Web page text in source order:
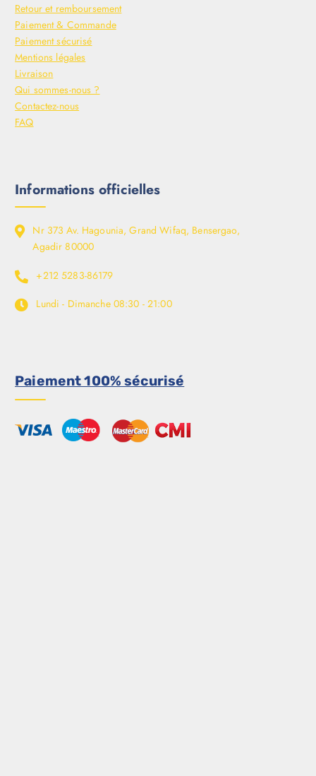
Retour et remboursement
Paiement & Commande
Paiement sécurisé
Mentions légales
Livraison
Qui sommes-nous ?
Contactez-nous
FAQ
Informations officielles
Nr 373 Av. Hagounia, Grand Wifaq, Bensergao,
Agadir 80000
+212 5283-86179
Lundi - Dimanche 08:30 - 21:00
Paiement 100% sécurisé